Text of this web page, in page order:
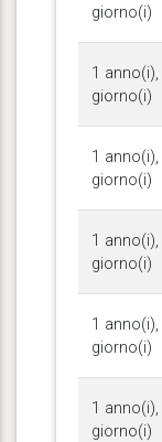
giorno(i)
1
giorno(i)
1
giorno(i)
1
giorno(i)
1
giorno(i)
1
giorno(i)